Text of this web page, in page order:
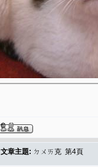
文章主題: ㄉㄨㄞ克 第4頁